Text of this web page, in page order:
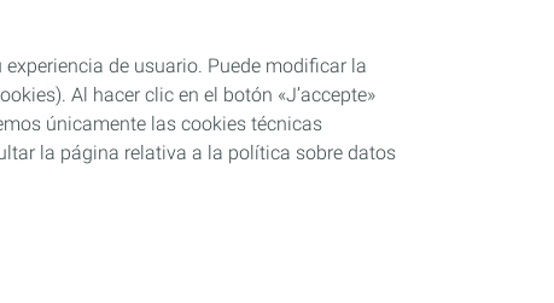
de usuario. Puede modificar la
Al hacer clic en el botón «J’accepte»
únicamente las cookies técnicas
la página relativa a la política sobre datos